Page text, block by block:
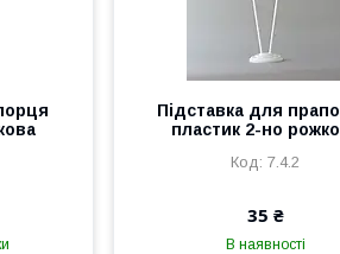
Підставка для
пластик 2-но
7.4.2
35 ₴
В наявності